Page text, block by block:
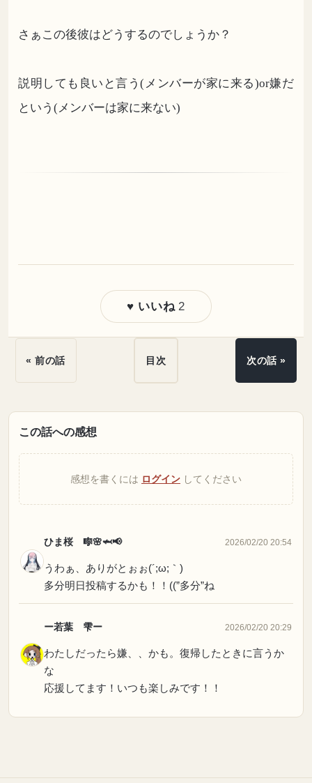
さぁこの後彼はどうするのでしょうか？
説明しても良いと言う(メンバーが家に来る)or嫌だ
という(メンバーは家に来ない)
♥ いいね 2
« 前の話 目次 次の話 »
この話への感想
感想を書くには ログイン してください
ひま桜 🎼🌸🦈📢 2026/02/20 20:54
うわぁ、ありがとぉぉ(´;ω;｀)
多分明日投稿するかも！！((”多分”ね
ー若葉 雫ー 2026/02/20 20:29
わたしだったら嫌、、かも。復帰したときに言うか
な
応援してます！いつも楽しみです！！